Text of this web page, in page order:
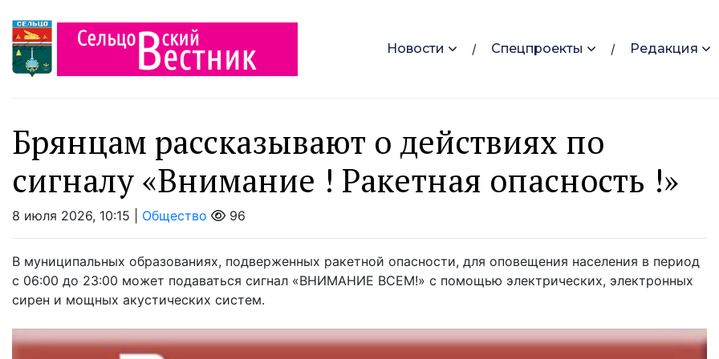
Новости Спецпроекты Редакция
Брянцам рассказывают о действиях по
сигналу «Внимание ! Ракетная опасность !»
8 июля 2026, 10:15 | Общество 96
В муниципальных образованиях, подверженных ракетной опасности, для оповещения населения в период
с 06:00 до 23:00 может подаваться сигнал «ВНИМАНИЕ ВСЕМ!» с помощью электрических, электронных
сирен и мощных акустических систем.